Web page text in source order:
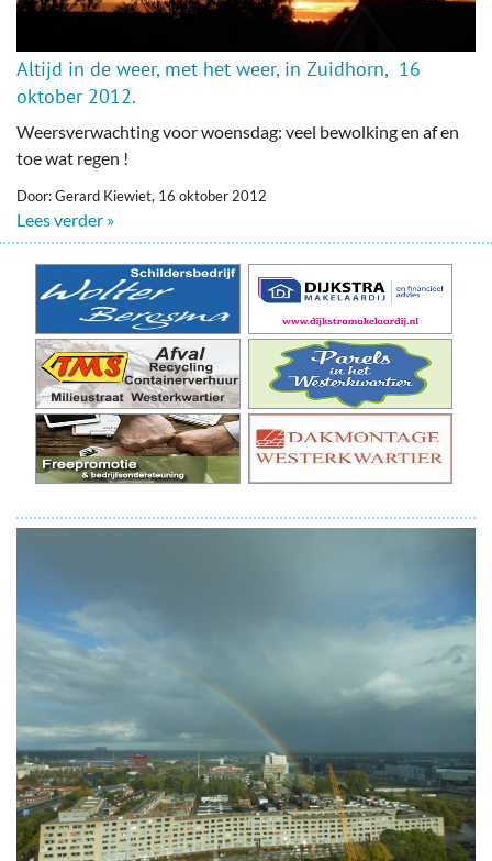
Altijd in de weer, met het weer, in Zuidhorn, 16
oktober 2012.
Weersverwachting voor woensdag: veel bewolking en af en
toe wat regen !
Door: Gerard Kiewiet, 16 oktober 2012
Lees verder »